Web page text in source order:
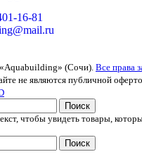
16-81
(Сочи). Все права
не являются публичной
Поиск
чтобы увидеть товары,
Поиск